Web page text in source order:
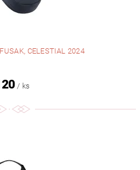
CELESTIAL 2024
/ ks